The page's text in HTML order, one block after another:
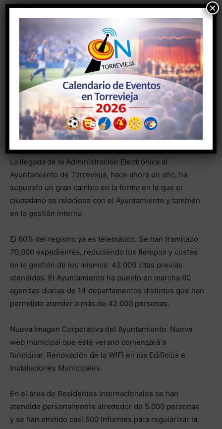
Educación para poder realizar 26 actuaciones en los
colegios de la ciudad.
Asimismo, está ya licitada la Obra del Colegio
Amanecer después de más de 16 años en
prefabricadas, y a punto de ser licitada la obra de
demolición y construcción del nuevo colegio
Inmaculada.
Por primera vez en la historia casi 500 alumnos han
realizado las pruebas de la EBAU en nuestra ciudad.
La llegada de la Administración Electrónica al
Ayuntamiento de Torrevieja, hace ahora un año, ha
supuesto un gran cambio en la forma en la que el
ciudadano se relaciona con el Ayuntamiento y también
en la gestión interna.
El 60% del registro ya es telemático. Se han tramitado
70.000 expedientes, reduciendo los tiempos y costes
en la gestión de los mismos. 42.000 citas previas
atendidas. El Ayuntamiento ha puesto en marcha 60
agendas diarias de 14 departamentos distintos que han
permitido atender a más de 42.000 personas.
Nueva Imagen Corporativa del Ayuntamiento. Nueva
web municipal que este verano comenzará a
funcionar. Renovación de la WIFI en los Edificios e
Instalaciones Municipales.
En el área de Residentes Internacionales se han
atendido personalmente alrededor de 5.000 personas
y se han emitido casi 500 informes para regularizar la
×